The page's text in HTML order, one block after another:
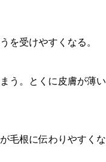
を受けやすくなる。
う。とくに皮膚が薄い
毛根に伝わりやすくな